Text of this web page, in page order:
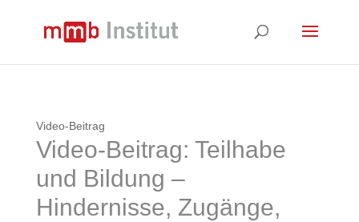
Video-Beitrag
Video-Beitrag: Teilhabe
und Bildung –
Hindernisse, Zugänge,